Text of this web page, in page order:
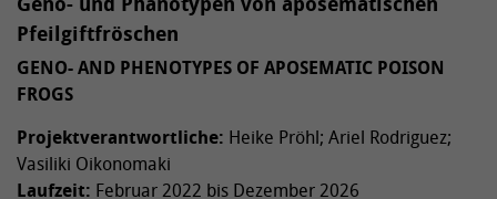
Pfeilgiftfröschen
GENO- AND PHENOTYPES OF APOSEMATIC POISON
FROGS
Projektverantwortliche: Heike Pröhl; Ariel Rodriguez;
Vasiliki Oikonomaki
Laufzeit: Februar 2022 bis Dezember 2026